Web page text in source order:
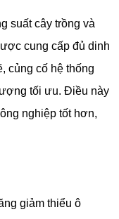
suất cây trồng và
cung cấp đủ dinh
củng cố hệ thống
tối ưu. Điều này
nghiệp tốt hơn,
giảm thiểu ô